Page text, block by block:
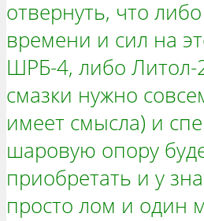
отвернуть, что
времени и сил на
ШРБ-4, либо Литол-
смазки нужно
имеет смысла) и
шаровую опору
приобретать и у
просто лом и один